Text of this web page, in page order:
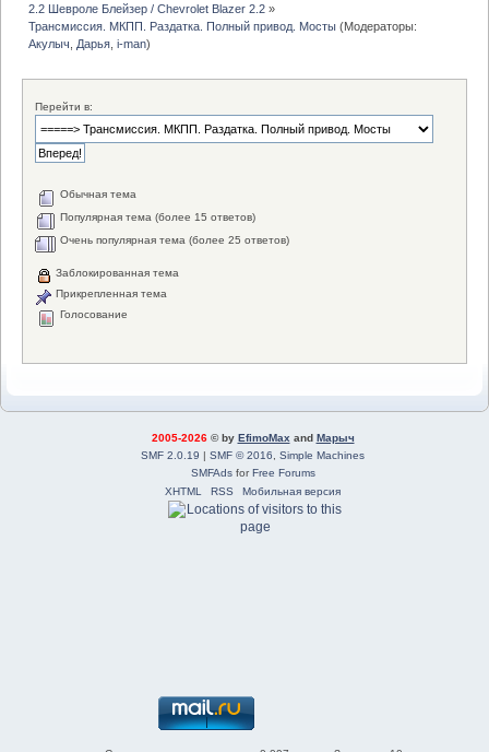
2.2 Шевроле Блейзер / Chevrolet Blazer 2.2 »
Трансмиссия. МКПП. Раздатка. Полный привод. Мосты (Модераторы:
Акулыч
Дарья ,i-man)
Перейти в:
Обычная тема
Популярная тема (более 15 ответов)
Очень популярная тема (более 25 ответов)
Заблокированная тема
Прикрепленная тема
Голосование
2005-2026© by EfimoMax and Марыч
SMF 2.0.19 | SMF © 2016
Simple Machines
SMFAdsforFree Forums
XHTML
RSS Мобильная версия